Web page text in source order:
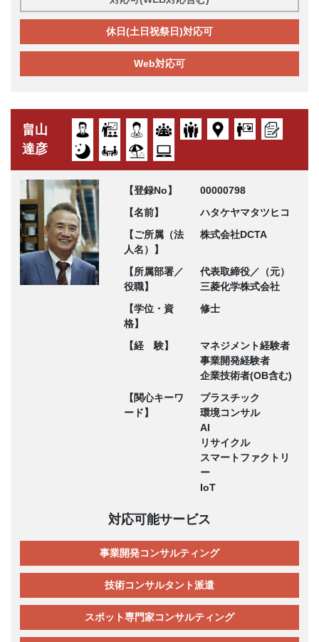
休日(土日祝祭日)対応可
Web対応可
畠山
達彦
【登録No】
00000798
【名前】
ハタケヤマタツヒコ
【ご所属（法
人名）】
株式会社DCTA
【所属部署／
役職】
代表取締役／（元）
三菱化学株式会社
【学位・資
格】
修士
【経 験】
マネジメント経験者
事業開発経験者
企業技術者(OB含む)
【関心キーワ
ード】
プラスチック
環境コンサル
AI
リサイクル
スマートファクトリ
ー
IoT
対応可能サービス
事業開発コンサルティング
技術コンサルタント派遣
スポット専門家コンサルティング